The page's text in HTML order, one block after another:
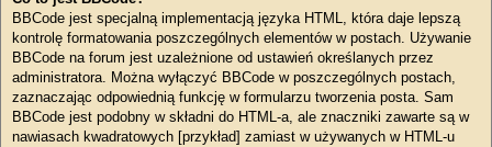
BBCode jest specjalną implementacją języka HTML, która daje lepszą
kontrolę formatowania poszczególnych elementów w postach. Używanie
BBCode na forum jest uzależnione od ustawień określanych przez
administratora. Można wyłączyć BBCode w poszczególnych postach,
zaznaczając odpowiednią funkcję w formularzu tworzenia posta. Sam
BBCode jest podobny w składni do HTML-a, ale znaczniki zawarte są w
nawiasach kwadratowych [przykład] zamiast w używanych w HTML-u